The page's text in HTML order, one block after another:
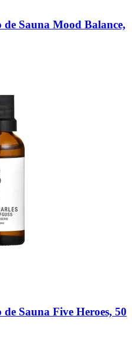
de Sauna Mood Balance,
de Sauna Five Heroes, 50